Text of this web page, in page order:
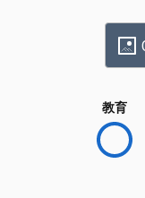
教育